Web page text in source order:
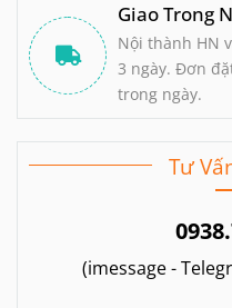
Giao Trong
Nội thành HN
3 ngày. Đơn
trong ngày.
Tư
(imessage -